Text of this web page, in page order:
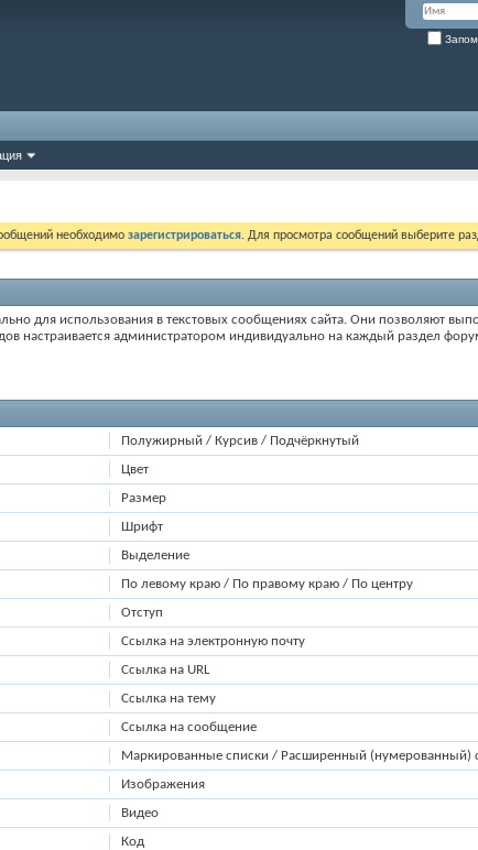
необходимо зарегистрироваться. Для просмотра сообщений выберите
для использования в текстовых сообщениях сайта. Они позволяют
настраивается администратором индивидуально на каждый раздел
Полужирный / Курсив / Подчёркнутый
Цвет
Размер
Шрифт
Выделение
По левому краю / По правому краю / По центру
Отступ
Ссылка на электронную почту
Ссылка на URL
Ссылка на тему
Ссылка на сообщение
Маркированные списки / Расширенный (нумерованный)
Изображения
Видео
Код